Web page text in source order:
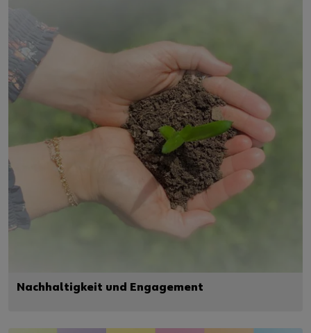
Nachhaltigkeit und Engagement